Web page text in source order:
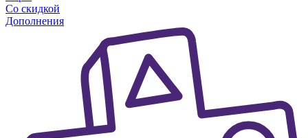
Со скидкой
Дополнения